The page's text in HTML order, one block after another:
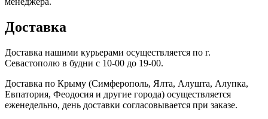
Доставка
Доставка нашими курьерами осуществляется по г.
Севастополю в будни с 10-00 до 19-00.
Доставка по Крыму (Симферополь, Ялта, Алушта, Алупка,
Евпатория, Феодосия и другие города) осуществляется
еженедельно, день доставки согласовывается при заказе.